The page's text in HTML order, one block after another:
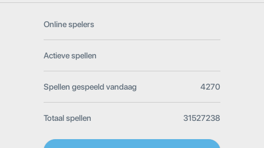
Online spelers
Actieve spellen
Spellen gespeeld vandaag 4270
Totaal spellen 31527238